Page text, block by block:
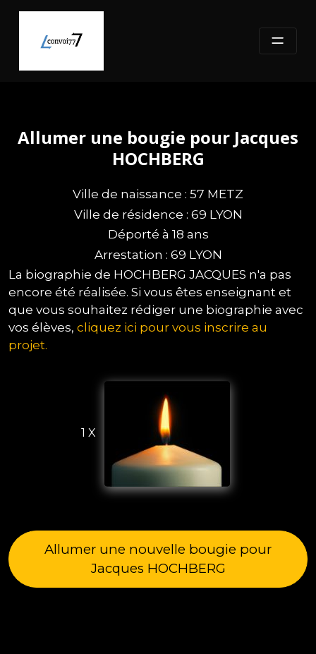
content
Allumer une bougie pour Jacques
HOCHBERG
Ville de naissance : 57 METZ
Ville de résidence : 69 LYON
Déporté à 18 ans
Arrestation : 69 LYON
La biographie de HOCHBERG JACQUES n'a pas
encore été réalisée. Si vous êtes enseignant et
que vous souhaitez rédiger une biographie avec
vos élèves, cliquez ici pour vous inscrire au
projet.
1 X
Allumer une nouvelle bougie pour
Jacques HOCHBERG